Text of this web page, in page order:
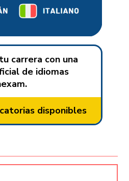
carrera con una
de idiomas
disponibles